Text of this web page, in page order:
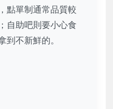
點單制通常品質較
自助吧則要小心食
到不新鮮的。